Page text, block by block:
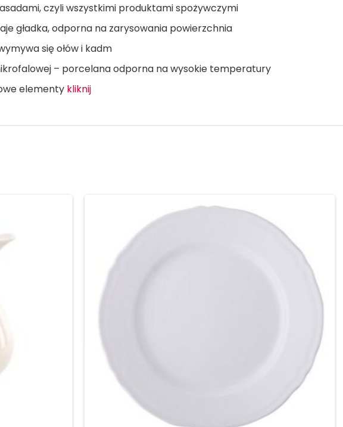
czyli wszystkimi produktami spożywczymi
gładka, odporna na zarysowania powierzchnia
się ołów i kadm
– porcelana odporna na wysokie temperatury
elementy kliknij